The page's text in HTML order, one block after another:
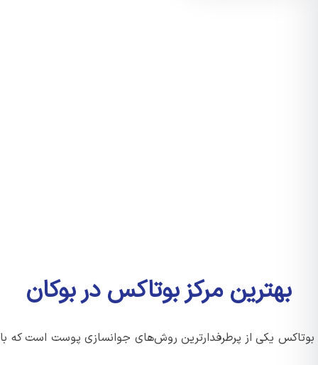
بهترین مرکز بوتاکس در بوکان
یکی از پرطرفدارترین روش‌های جوانسازی پوست است که با